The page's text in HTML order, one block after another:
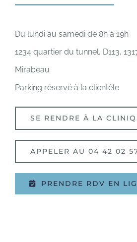
Du lundi au samedi de 8h à 19h
1234 quartier du tunnel, D113,
Mirabeau
Parking réservé à la clientèle
SE RENDRE À LA
APPELER AU 04 42 02
PRENDRE RDV EN